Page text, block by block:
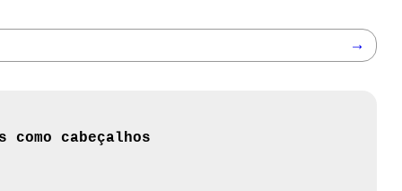
→
cabeçalhos